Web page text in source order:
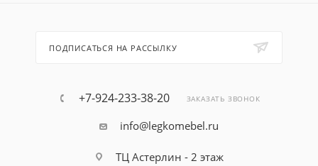
ПОДПИСАТЬСЯ НА РАССЫЛКУ
+7-924-233-38-20 ЗАКАЗАТЬ ЗВОНОК
info@legkomebel.ru
ТЦ Астерлин - 2 этаж